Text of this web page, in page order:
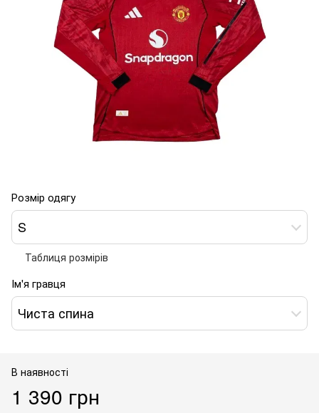
Розмір одягу
S
Таблиця розмірів
Ім'я гравця
Чиста спина
В наявності
1 390 грн